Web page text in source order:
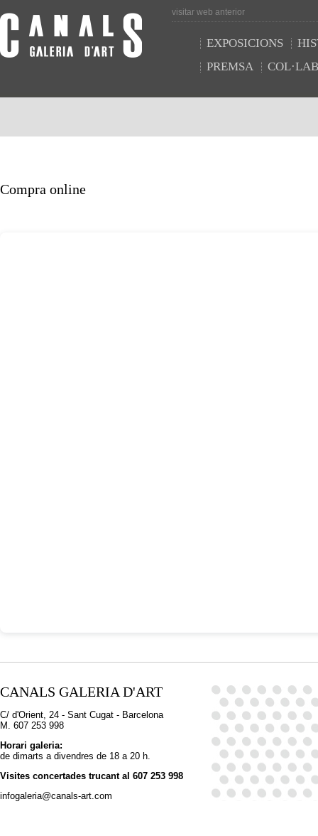
visitar web anterior
EXPOSICIONS
PREMSA
Compra online
CANALS GALERIA D'ART
C/ d'Orient, 24 - Sant Cugat - Barcelona
M. 607 253 998
Horari galeria:
de dimarts a divendres de 18 a 20 h.
Visites concertades trucant al 607 253 998
infogaleria@canals-art.com